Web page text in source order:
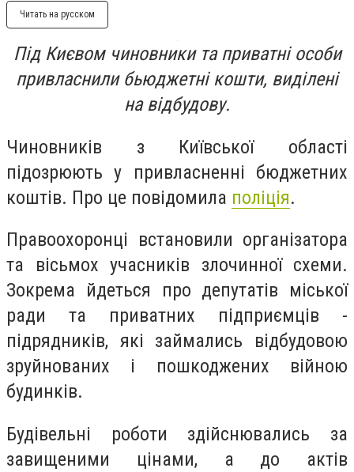
Читать на русском
Під Києвом чиновники та приватні особи
привласнили бьюджетні кошти, виділені
на відбудову.
Чиновників з Київської області
підозрюють у привласненні бюджетних
коштів. Про це повідомила поліція.
Правоохоронці встановили організатора
та вісьмох учасників злочинної схеми.
Зокрема йдеться про депутатів міської
ради та приватних підприємців -
підрядників, які займались відбудовою
зруйнованих і пошкоджених війною
будинків.
Будівельні роботи здійснювались за
завищеними цінами, а до актів